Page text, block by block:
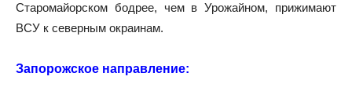
Старомайорском бодрее, чем в Урожайном, прижимают
ВСУ к северным окраинам.
Запорожское направление: